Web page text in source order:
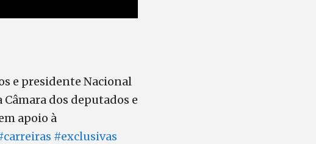
e presidente Nacional
dos deputados e
apoio à
#exclusivas